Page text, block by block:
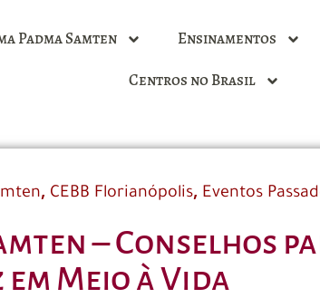
Padma Samten Ensinamentos
Centros no Brasil
, CEBB Florianópolis, Eventos
– Conselhos
Meio à Vida